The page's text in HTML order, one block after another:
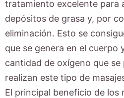
tratamiento excelente para
depósitos de grasa y, por
eliminación. Esto se
que se genera en el cuerpo
cantidad de oxígeno que
realizan este tipo de
El principal beneficio de los